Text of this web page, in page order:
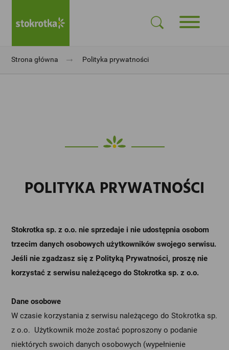
Strona główna → Polityka prywatności
POLITYKA PRYWATNOŚCI
Stokrotka sp. z o.o. nie sprzedaje i nie udostępnia osobom
trzecim danych osobowych użytkowników swojego serwisu.
Jeśli nie zgadzasz się z Polityką Prywatności, proszę nie
korzystać z serwisu należącego do Stokrotka sp. z o.o.
Dane osobowe
W czasie korzystania z serwisu należącego do Stokrotka sp.
z o.o. Użytkownik może zostać poproszony o podanie
niektórych swoich danych osobowych (wypełnienie